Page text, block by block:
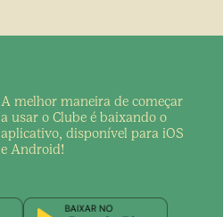
A melhor maneira de começar
a usar o Clube é baixando o
aplicativo, disponível para iOS
e Android!